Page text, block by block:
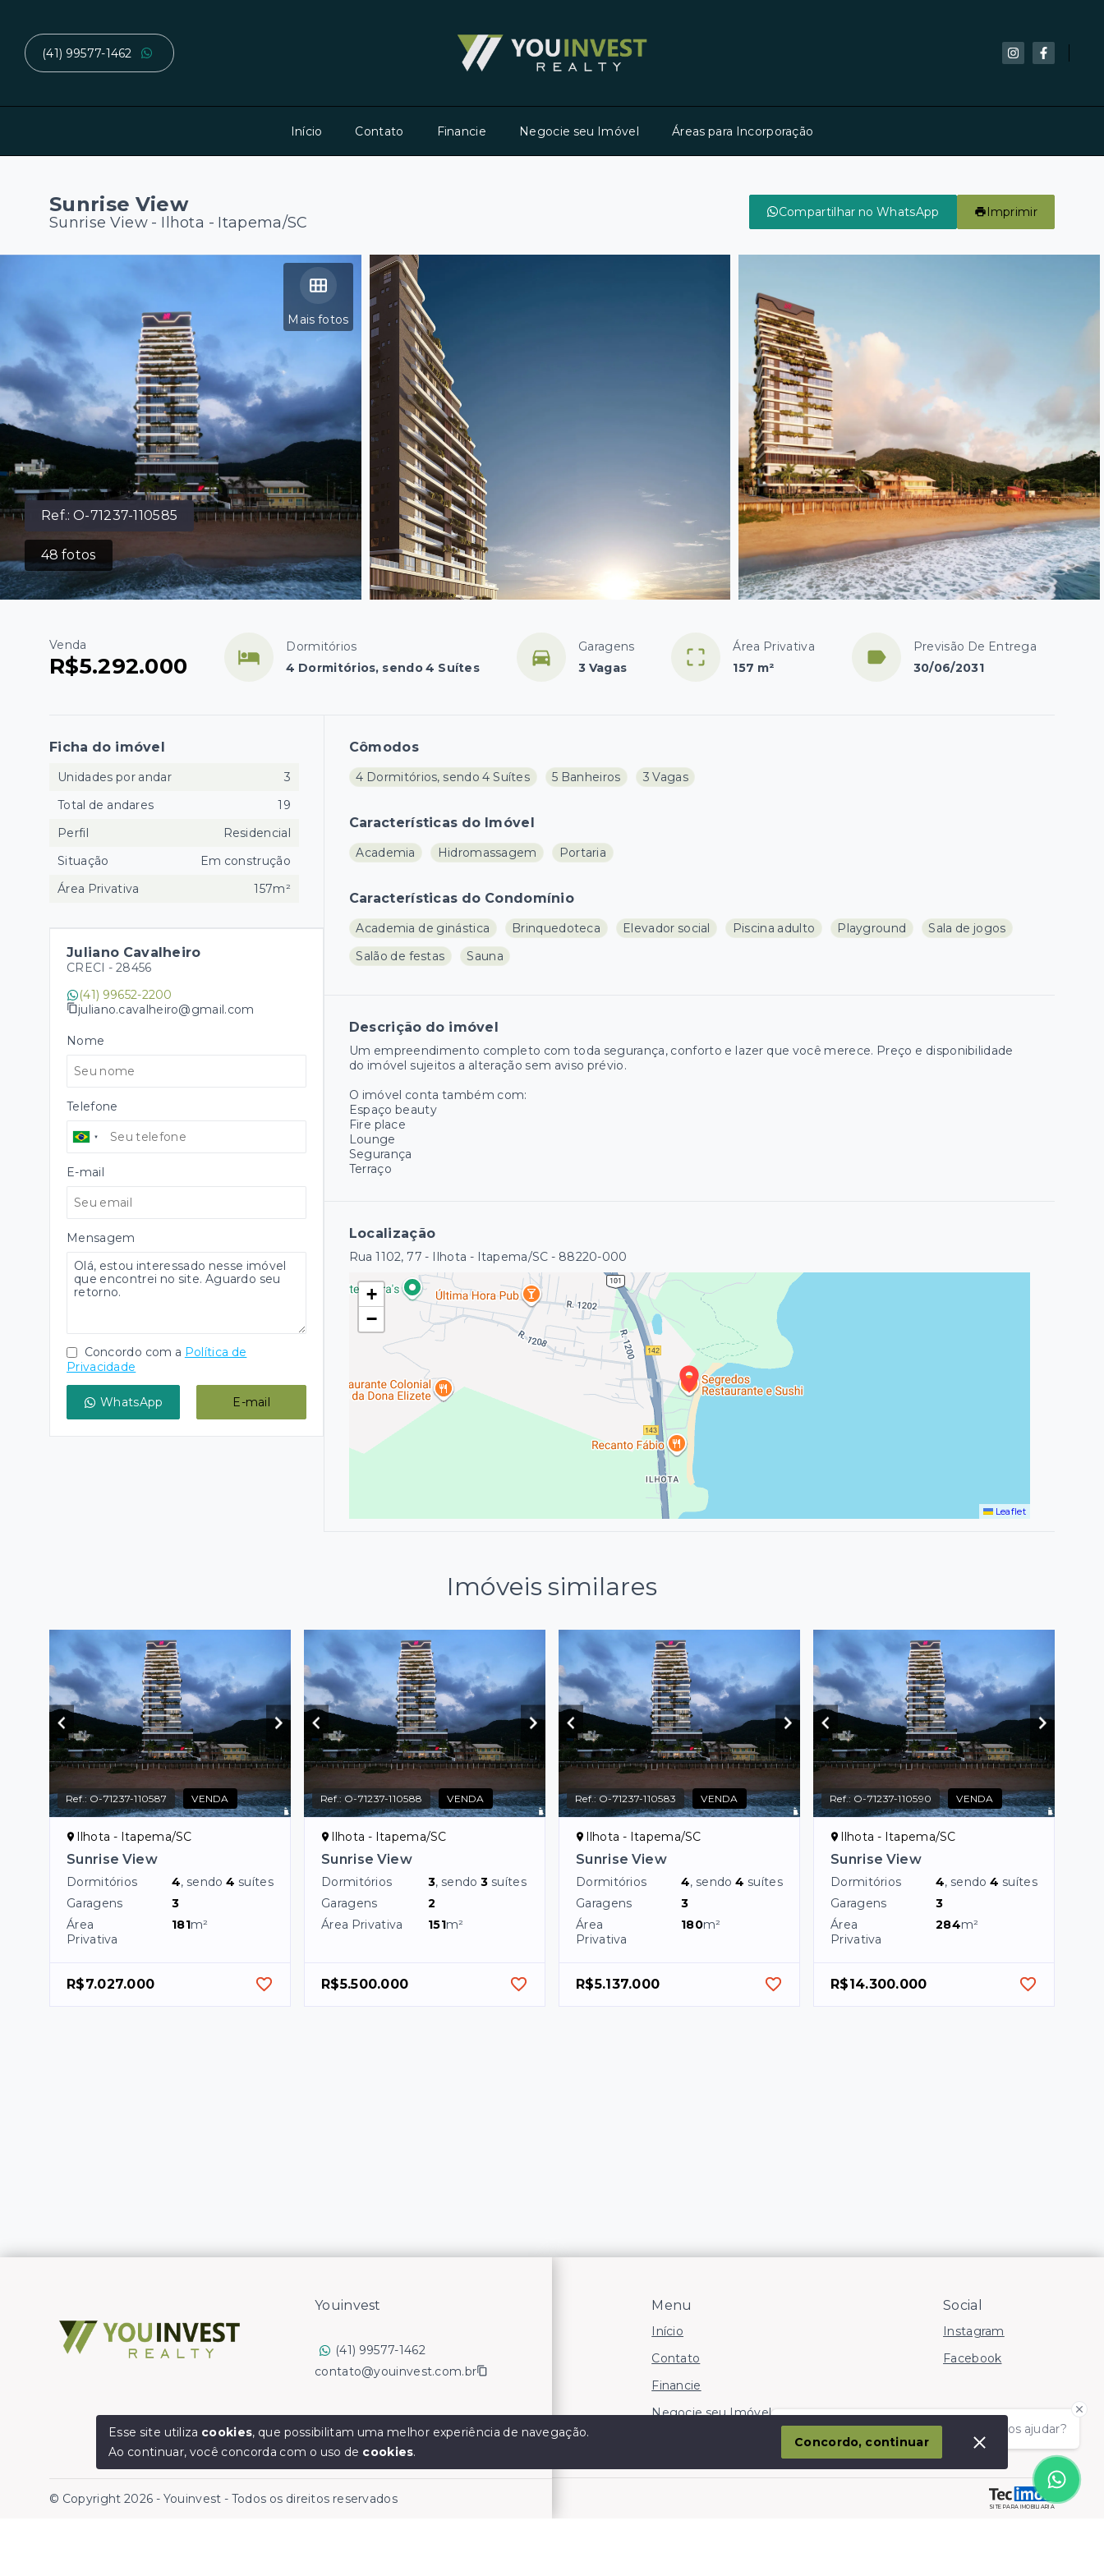
(41) 99577-1462
Início Contato Financie Negocie seu Imóvel Áreas para Incorporação
Sunrise View
Sunrise View - Ilhota - Itapema/SC
Compartilhar no WhatsApp Imprimir
Ref.:O-71237-110585
48 fotos
Mais fotos
Venda
R$5.292.000
Dormitórios
4 Dormitórios, sendo 4 Suítes
Garagens
3 Vagas
Área Privativa
157 m²
Previsão De Entrega
30/06/2031
Cômodos
4 Dormitórios, sendo 4 Suítes 5 Banheiros 3 Vagas
Características do Imóvel
Academia Hidromassagem Portaria
Características do Condomínio
Academia de ginástica Brinquedoteca Elevador social Piscina adulto Playground
Sala de jogos
Salão de festas
Sauna
Descrição do imóvel
Um empreendimento completo com toda segurança, conforto e lazer que você merece. Preço e disponibilidade
do imóvel sujeitos a alteração sem aviso prévio.
O imóvel conta também com:
Espaço beauty
Fire place
Lounge
Segurança
Terraço
Localização
Rua 1102, 77 - Ilhota - Itapema/SC - 88220-000
+
−
Leaflet
Ficha do imóvel
Unidades por andar
3
Total de andares
19
Perfil
Residencial
Situação
Em construção
Área Privativa
157m²
Juliano Cavalheiro
CRECI - 28456
(41) 99652-2200
juliano.cavalheiro@gmail.com
Nome
Telefone
E-mail
Mensagem
Concordo com a Política de
Privacidade
WhatsApp E-mail
Imóveis similares
Ref.: O-71237-110587 VENDA
Ilhota - Itapema/SC
Sunrise View
Dormitórios 4, sendo4 suítes
Garagens
3
Área
Privativa
181m²
R$7.027.000
Ref.: O-71237-110588 VENDA
Ilhota - Itapema/SC
Sunrise View
Dormitórios 3, sendo3 suítes
Garagens
2
Área Privativa
151m²
R$5.500.000
Ref.: O-71237-110583 VENDA
Ilhota - Itapema/SC
Sunrise View
Dormitórios 4, sendo4 suítes
Garagens
3
Área
Privativa
180m²
R$5.137.000
Ref.: O-71237-110590 VENDA
Ilhota - Itapema/SC
Sunrise View
Dormitórios 4, sendo4 suítes
Garagens
3
Área
Privativa
284m²
R$14.300.000
Olá! somos da Linkmob, como podemos ajudar?
Menu
Início
Contato
Financie
Negocie seu Imóvel
Social
Instagram
Facebook
SITE PARA IMOBILIARIA
Youinvest
(41) 99577-1462
contato@youinvest.com.br
© Copyright 2026 - Youinvest - Todos os direitos reservados
Esse site utiliza cookies, que possibilitam uma melhor experiência de navegação.
Ao continuar, você concorda com o uso de cookies.
Concordo, continuar